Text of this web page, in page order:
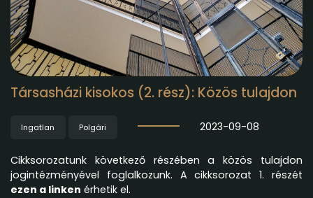
Társasházi kisokos (2. rész): Közös tulajdon
Ingatlan Polgári 2023-09-08
Cikksorozatunk következő részében a közös tulajdon
jogintézményével foglalkozunk. A cikksorozat 1. részét
ezen a linken érhetik el.